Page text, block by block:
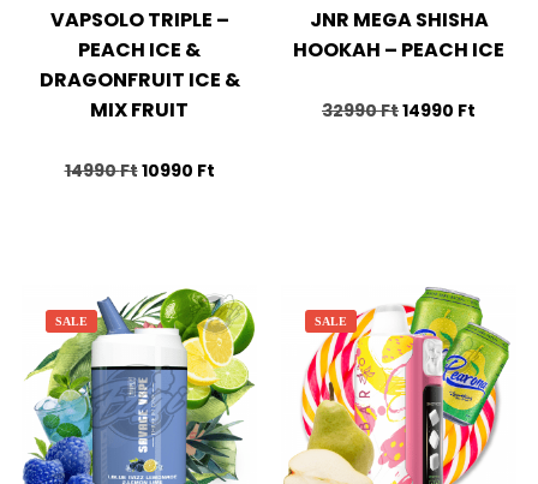
VAPSOLO TRIPLE –
PEACH ICE &
DRAGONFRUIT ICE &
MIX FRUIT
14990Ft10990 Ft
JNR MEGA SHISHA
HOOKAH – PEACH ICE
32990Ft14990 Ft
SALE SALE